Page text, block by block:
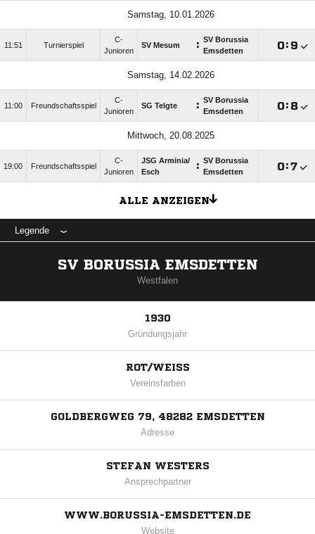
Samstag, 10.01.2026
11:51 Turnierspiel
C-
Junioren
SV Mesum : SV Borussia
Emsdetten
: 
Samstag, 14.02.2026
11:00 Freundschaftsspiel
C-
Junioren
SG Telgte : SV Borussia
Emsdetten
: 
Mittwoch, 20.08.2025
19:00 Freundschaftsspiel
C-
Junioren
JSG Arminia/​
Esch
: SV Borussia
Emsdetten
:
ALLE ANZEIGEN
Legende
SV BORUSSIA EMSDETTEN
Westfalen
1930
Gründungsjahr
ROT/WEISS
Vereinsfarben
GOLDBERGWEG 79, 48282 EMSDETTEN
Adresse
STEFAN WESTERS
Ansprechpartner
WWW.BORUSSIA-EMSDETTEN.DE
Website